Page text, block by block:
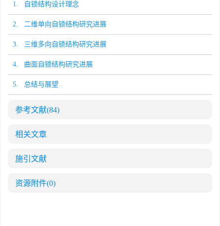
1. 自锁结构设计理念
2. 二维单向自锁结构研究进展
3. 三维多向自锁结构研究进展
4. 曲面自锁结构研究进展
5. 总结与展望
参考文献(84)
相关文章
施引文献
资源附件(0)